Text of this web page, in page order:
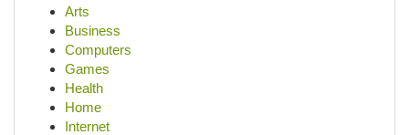
Arts
Business
Computers
Games
Health
Home
Internet